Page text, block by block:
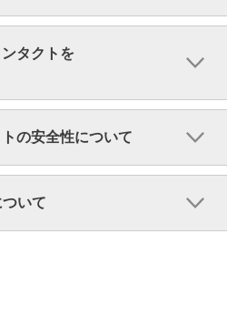
タクトを
の安全性について
いて